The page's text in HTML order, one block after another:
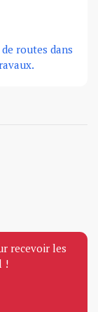
routes dans
recevoir les
!